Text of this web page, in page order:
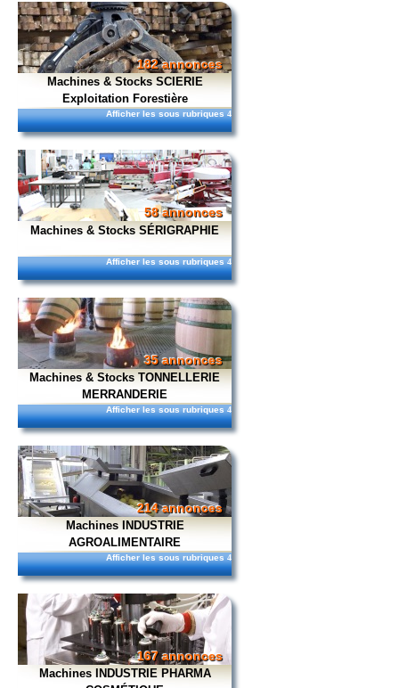
182 annonces
Machines & Stocks SCIERIE
Exploitation Forestière
Afficher les sous rubriques 4
58 annonces
Machines & Stocks SÉRIGRAPHIE
Afficher les sous rubriques 4
35 annonces
Machines & Stocks TONNELLERIE
MERRANDERIE
Afficher les sous rubriques 4
214 annonces
Machines INDUSTRIE
AGROALIMENTAIRE
Afficher les sous rubriques 4
167 annonces
Machines INDUSTRIE PHARMA